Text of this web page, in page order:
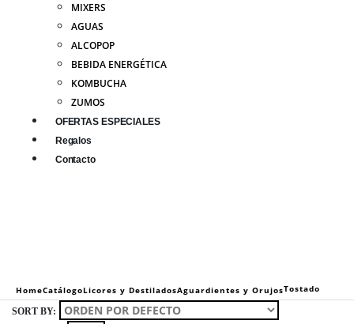
MIXERS
AGUAS
ALCOPOP
BEBIDA ENERGÉTICA
KOMBUCHA
ZUMOS
OFERTAS ESPECIALES
Regalos
Contacto
HomeCatálogoLicores y DestiladosAguardientes y OrujosTostado
SORT BY: